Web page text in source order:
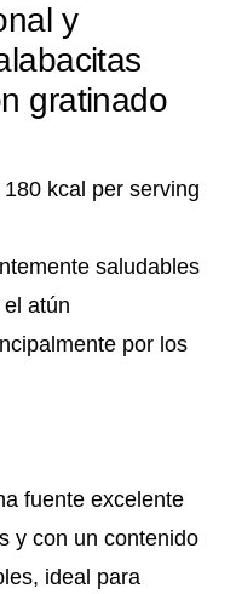
y
gratinado
kcal per serving
saludables
el atún
por los
fuente excelente
y con un contenido
ideal para